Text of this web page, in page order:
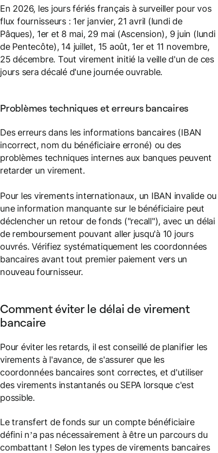
En 2026, les jours fériés français à surveiller pour vos
flux fournisseurs : 1er janvier, 21 avril (lundi de
Pâques), 1er et 8 mai, 29 mai (Ascension), 9 juin (lundi
de Pentecôte), 14 juillet, 15 août, 1er et 11 novembre,
25 décembre. Tout virement initié la veille d'un de ces
jours sera décalé d'une journée ouvrable.
Problèmes techniques et erreurs bancaires
Des erreurs dans les informations bancaires (IBAN
incorrect, nom du bénéficiaire erroné) ou des
problèmes techniques internes aux banques peuvent
retarder un virement.
Pour les virements internationaux, un IBAN invalide ou
une information manquante sur le bénéficiaire peut
déclencher un retour de fonds ("recall"), avec un délai
de remboursement pouvant aller jusqu'à 10 jours
ouvrés. Vérifiez systématiquement les coordonnées
bancaires avant tout premier paiement vers un
nouveau fournisseur.
Comment éviter le délai de virement
bancaire
Pour éviter les retards, il est conseillé de planifier les
virements à l'avance, de s'assurer que les
coordonnées bancaires sont correctes, et d'utiliser
des virements instantanés ou SEPA lorsque c'est
possible.
Le transfert de fonds sur un compte bénéficiaire
défini n’a pas nécessairement à être un parcours du
combattant ! Selon les types de virements bancaires